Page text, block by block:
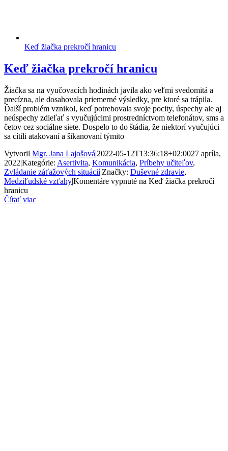
Keď žiačka prekročí hranicu
Keď žiačka prekročí hranicu
Žiačka sa na vyučovacích hodinách javila ako veľmi svedomitá a
precízna, ale dosahovala priemerné výsledky, pre ktoré sa trápila.
Ďalší problém vznikol, keď potrebovala svoje pocity, úspechy ale aj
neúspechy zdieľať s vyučujúcimi prostredníctvom telefonátov, sms a
četov cez sociálne siete. Dospelo to do štádia, že niektorí vyučujúci
sa cítili atakovaní a šikanovaní týmito
Vytvoril Mgr. Jana Lajošová|2022-05-12T13:36:18+02:0027 apríla,
2022|Kategórie: Asertivita, Komunikácia, Príbehy učiteľov,
Zvládanie záťažových situácií|Značky: Duševné zdravie,
Medziľudské vzťahy|Komentáre vypnuté na Keď žiačka prekročí
hranicu
Čítať viac